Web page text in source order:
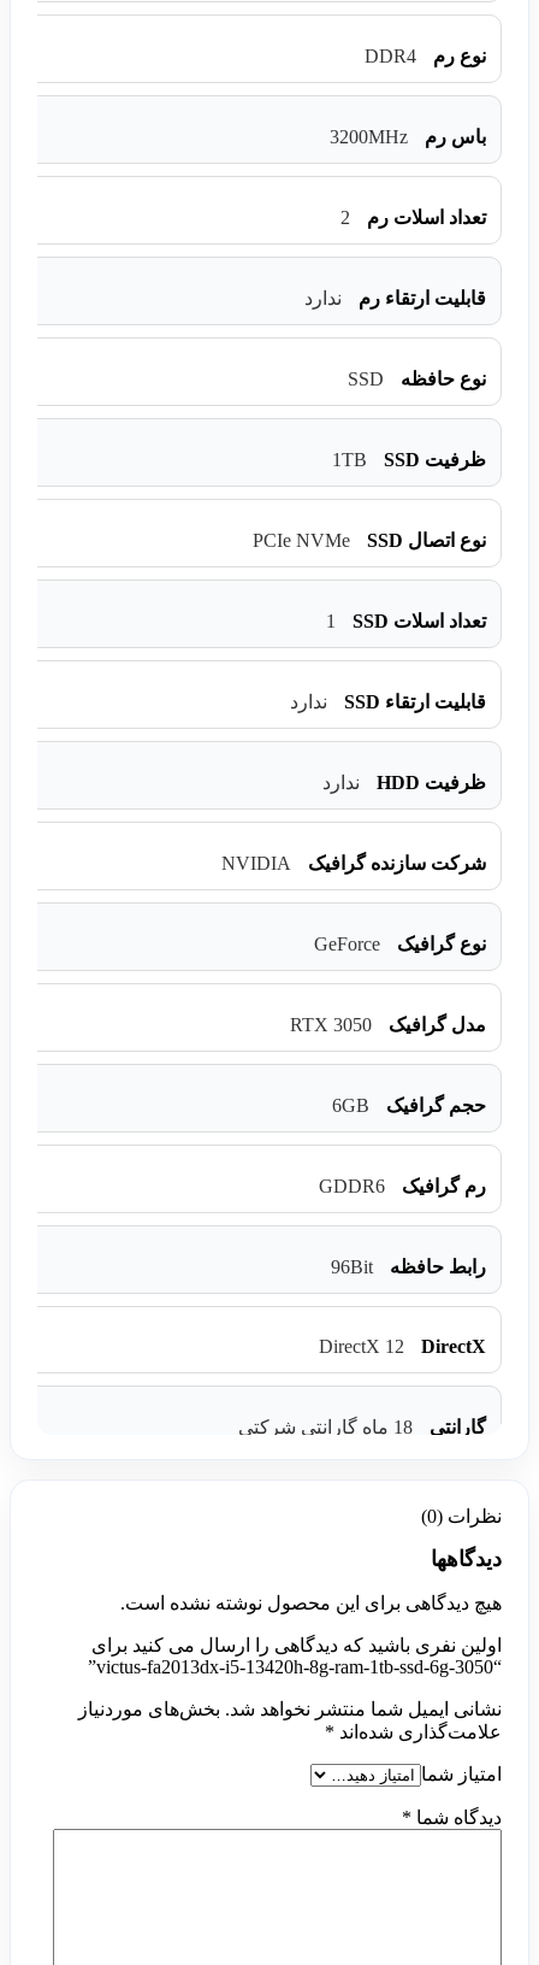
نوع رم DDR4
باس رم 3200MHz
تعداد اسلات رم 2
قابلیت ارتقاء رم ندارد
نوع حافظه SSD
ظرفیت SSD 1TB
نوع اتصال SSD PCIe NVMe
تعداد اسلات SSD 1
قابلیت ارتقاء SSD ندارد
ظرفیت HDD ندارد
شرکت سازنده گرافیک NVIDIA
نوع گرافیک GeForce
مدل گرافیک RTX 3050
حجم گرافیک 6GB
رم گرافیک GDDR6
رابط حافظه 96Bit
DirectX
DirectX 12
گارانتی 18 ماه گارانتی شرکتی
نظرات (0)
دیدگاهها
هیچ دیدگاهی برای این محصول نوشته نشده است.
اولین نفری باشید که دیدگاهی را ارسال می کنید برای
“victus-fa2013dx-i5-13420h-8g-ram-1tb-ssd-6g-3050”
نشانی ایمیل شما منتشر نخواهد شد. بخش‌های موردنیاز
علامت‌گذاری شده‌اند *
امتیاز شما
دیدگاه شما *